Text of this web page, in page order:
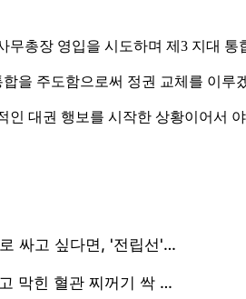
총장 영입을 시도하며 제3 지대
을 주도함으로써 정권 교체를 이루
대권 행보를 시작한 상황이어서